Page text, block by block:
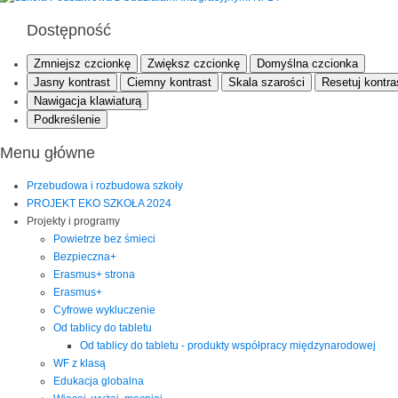
Dostępność
Zmniejsz czcionkę Zwiększ czcionkę
Domyślna czcionka
Jasny kontrast
Ciemny kontrast Skala szarości
Resetuj
Nawigacja klawiaturą
Podkreślenie
Menu główne
Przebudowa i rozbudowa szkoły
PROJEKT EKO SZKOŁA 2024
Projekty i programy
Powietrze bez śmieci
Bezpieczna+
Erasmus+ strona
Erasmus+
Cyfrowe wykluczenie
Od tablicy do tabletu
Od tablicy do tabletu - produkty współpracy międzynarodowej
WF z klasą
Edukacja globalna